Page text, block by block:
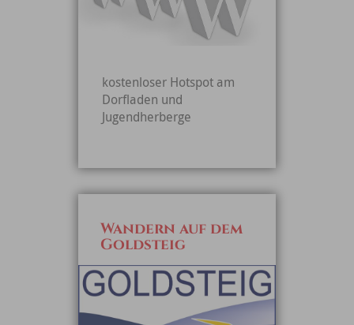
kostenloser Hotspot am
Dorfladen und
Jugendherberge
Wandern auf dem
Goldsteig